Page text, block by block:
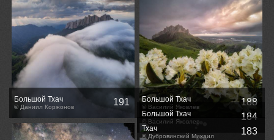
Большой Тхач
© Даниил Коржонов 191 Большой Тхач
© Василий Яковлев 188
Большой Тхач
© Василий Яковлев 184
Тхач
© Дубровинский Михаил 183